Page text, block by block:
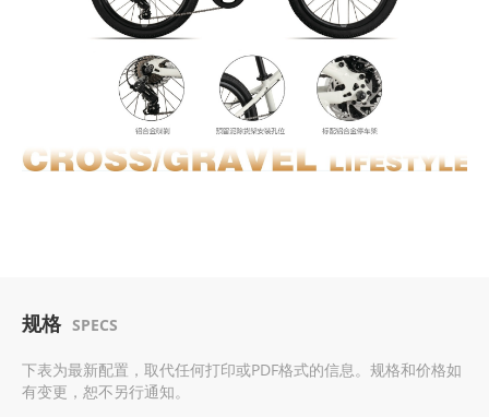
规格 SPECS
下表为最新配置，取代任何打印或PDF格式的信息。规格和价格如
有变更，恕不另行通知。